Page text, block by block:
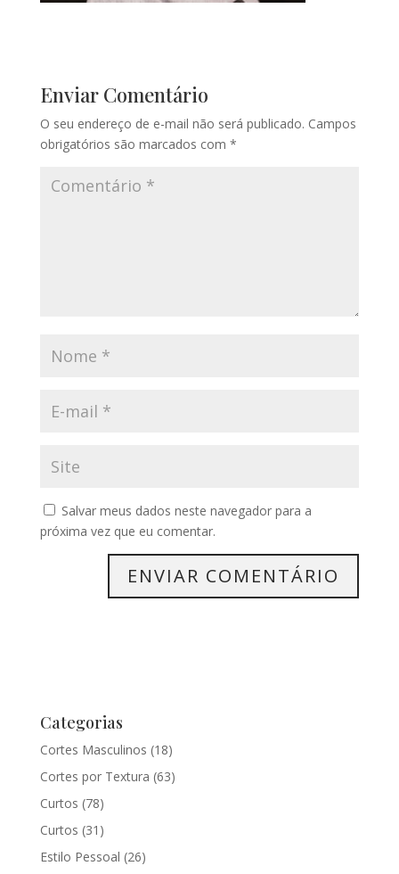
Enviar Comentário
O seu endereço de e-mail não será publicado. Campos
obrigatórios são marcados com *
Salvar meus dados neste navegador para a
próxima vez que eu comentar.
Categorias
Cortes Masculinos (18)
Cortes por Textura (63)
Curtos (78)
Curtos (31)
Estilo Pessoal (26)